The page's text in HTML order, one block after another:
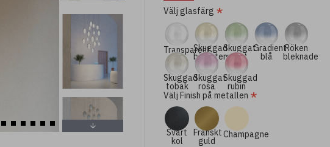
finns i en mängd olika storlekar och
oändliga möjligheter att skapa fängslande
Hänge utan rosett (för anpassade
Välj glasfärg
TransparentSkuggad
bärnsten
Skuggat
grönt
Gradient
blå
Röken
bleknade
Skuggad
tobak
Skuggat
rosa
Skuggad
rubin
Välj Finish på metallen
Svart
kol
Franskt
guld
Champagne